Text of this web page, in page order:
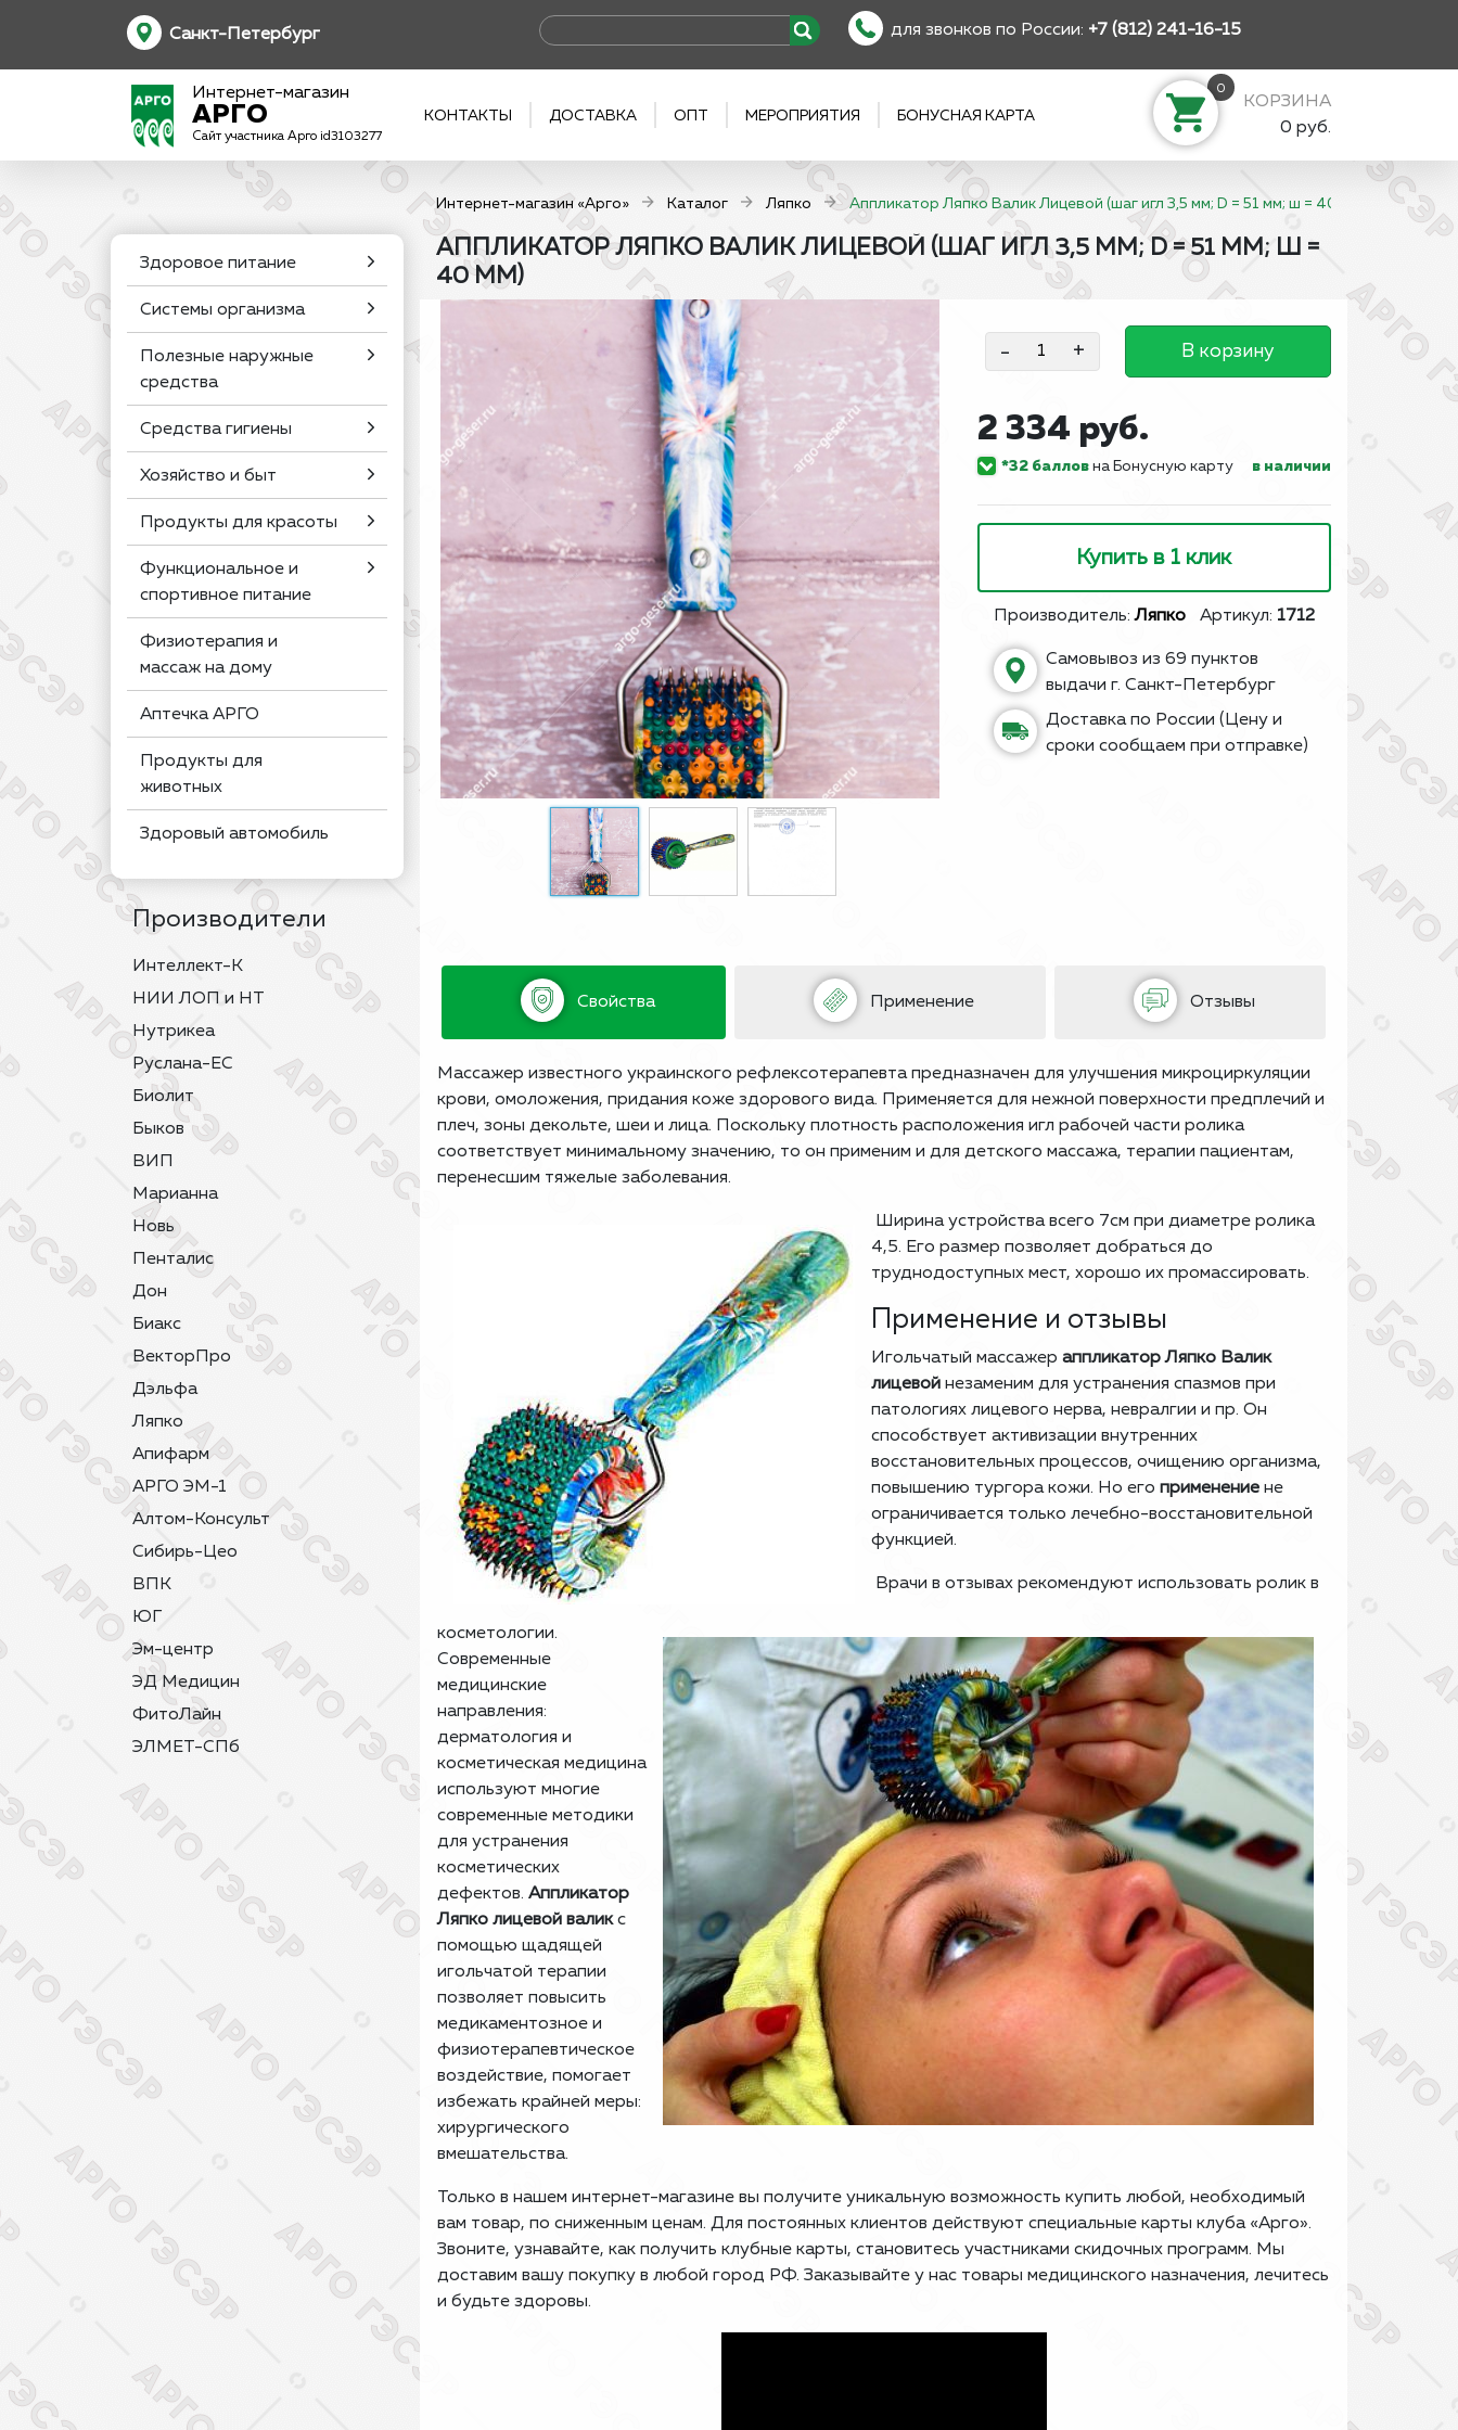
Санкт-Петербург для звонков по России: +7 (812) 241-16-15
Интернет-магазин
АРГО
Сайт участника Арго id3103277
КОНТАКТЫ ДОСТАВКА ОПТ МЕРОПРИЯТИЯ БОНУСНАЯ КАРТА
0
КОРЗИНА
0 руб.
Интернет-магазин «Арго» Каталог Ляпко Аппликатор Ляпко Валик Лицевой (шаг игл 3,5 мм; D = 51 мм; ш = 40 мм)
Здоровое питание
Системы организма
Полезные наружные
средства
Средства гигиены
Хозяйство и быт
Продукты для красоты
Функциональное и
спортивное питание
Физиотерапия и
массаж на дому
Аптечка АРГО
Продукты для
животных
Здоровый автомобиль
Производители
Интеллект-К
НИИ ЛОП и НТ
Нутрикеа
Руслана-ЕС
Биолит
Быков
ВИП
Марианна
Новь
Пенталис
Дон
Биакс
ВекторПро
Дэльфа
Ляпко
Апифарм
АРГО ЭМ-1
Алтом-Консульт
Сибирь-Цео
ВПК
ЮГ
Эм-центр
ЭД Медицин
ФитоЛайн
ЭЛМЕТ-СПб
АППЛИКАТОР ЛЯПКО ВАЛИК ЛИЦЕВОЙ (ШАГ ИГЛ 3,5 ММ; D = 51 ММ; Ш =
40 ММ)
- + В корзину
2 334 руб.
*32 балловна Бонусную карту в наличии
Купить в 1 клик
Производитель:Ляпко Артикул: 1712
Самовывоз из 69 пунктов
выдачи г. Санкт-Петербург
Доставка по России (Цену и
сроки сообщаем при отправке)
Свойства Применение Отзывы
Массажер известного украинского рефлексотерапевта предназначен для улучшения микроциркуляции
крови, омоложения, придания коже здорового вида. Применяется для нежной поверхности предплечий и
плеч, зоны декольте, шеи и лица. Поскольку плотность расположения игл рабочей части ролика
соответствует минимальному значению, то он применим и для детского массажа, терапии пациентам,
перенесшим тяжелые заболевания.
Ширина устройства всего 7см при диаметре ролика
4,5. Его размер позволяет добраться до
труднодоступных мест, хорошо их промассировать.
Применение и отзывы
Игольчатый массажер аппликатор Ляпко Валик
лицевой незаменим для устранения спазмов при
патологиях лицевого нерва, невралгии и пр. Он
способствует активизации внутренних
восстановительных процессов, очищению организма,
повышению тургора кожи. Но его применение не
ограничивается только лечебно-восстановительной
функцией.
Врачи в отзывах рекомендуют использовать ролик в
косметологии.
Современные
медицинские
направления:
дерматология и
косметическая медицина
используют многие
современные методики
для устранения
косметических
дефектов. Аппликатор
Ляпко лицевой валикс
помощью щадящей
игольчатой терапии
позволяет повысить
медикаментозное и
физиотерапевтическое
воздействие, помогает
избежать крайней меры:
хирургического
вмешательства.
Только в нашем интернет-магазине вы получите уникальную возможность купить любой, необходимый
вам товар, по сниженным ценам. Для постоянных клиентов действуют специальные карты клуба «Арго».
Звоните, узнавайте, как получить клубные карты, становитесь участниками скидочных программ. Мы
доставим вашу покупку в любой город РФ. Заказывайте у нас товары медицинского назначения, лечитесь
и будьте здоровы.